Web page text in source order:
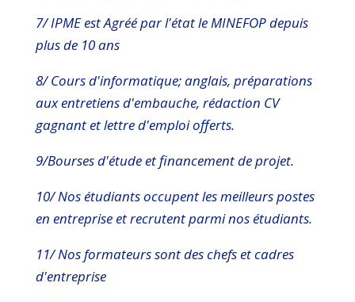
7/ IPME est Agréé par l'état le MINEFOP depuis
plus de 10 ans
8/ Cours d'informatique; anglais, préparations
aux entretiens d'embauche, rédaction CV
gagnant et lettre d'emploi offerts.
9/Bourses d'étude et financement de projet.
10/ Nos étudiants occupent les meilleurs postes
en entreprise et recrutent parmi nos étudiants.
11/ Nos formateurs sont des chefs et cadres
d'entreprise